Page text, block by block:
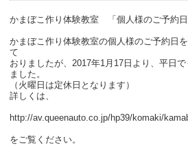
かまぼこ作り体験教室 「個人様のご予約
かまぼこ作り体験教室の個人様のご予約日
て
おりましたが、2017年1月17日より、平日
ました。
（火曜日は定休日となります）
詳しくは、
http://av.queenauto.co.jp/hp39/komaki/
をご覧ください。